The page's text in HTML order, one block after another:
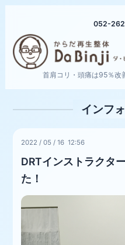
052-
首肩コリ・頭痛は95％改
インフ
2022 /05 /16 12:56
DRTインストラクタ
た！